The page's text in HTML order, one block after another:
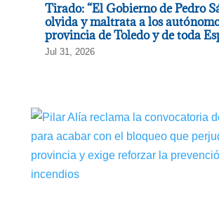
Tirado: “El Gobierno de Pedro
olvida y maltrata a los
provincia de Toledo y de toda
Jul 31, 2026